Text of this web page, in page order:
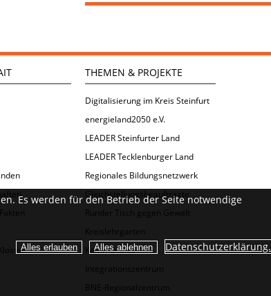
THEMEN & PROJEKTE
Digitalisierung im Kreis Steinfurt
energieland2050 e.V.
LEADER Steinfurter Land
LEADER Tecklenburger Land
Regionales Bildungsnetzwerk
Gleichstellungsbeauftragte
Runder Tisch gegen Gewalt
Kreislehrgarten
Kommunales
Integrationszentrum
BNE-Regionalzentrum
Es werden für den Betrieb der Seite notwendige
Datenschutzerklärung.